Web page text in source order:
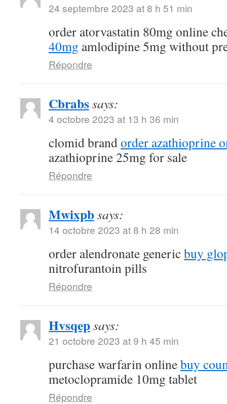
24 septembre 2023 at 8 h 51 min
order atorvastatin 80mg online
40mg amlodipine 5mg without
Répondre
Cbrabssays:
4 octobre 2023 at 13 h 36 min
clomid brandorder azathioprine
azathioprine 25mg for sale
Répondre
Mwixpbsays:
14 octobre 2023 at 8 h 28 min
order alendronate genericbuy
nitrofurantoin pills
Répondre
Hvsqepsays:
21 octobre 2023 at 9 h 45 min
purchase warfarin onlinebuy
metoclopramide 10mg tablet
Répondre